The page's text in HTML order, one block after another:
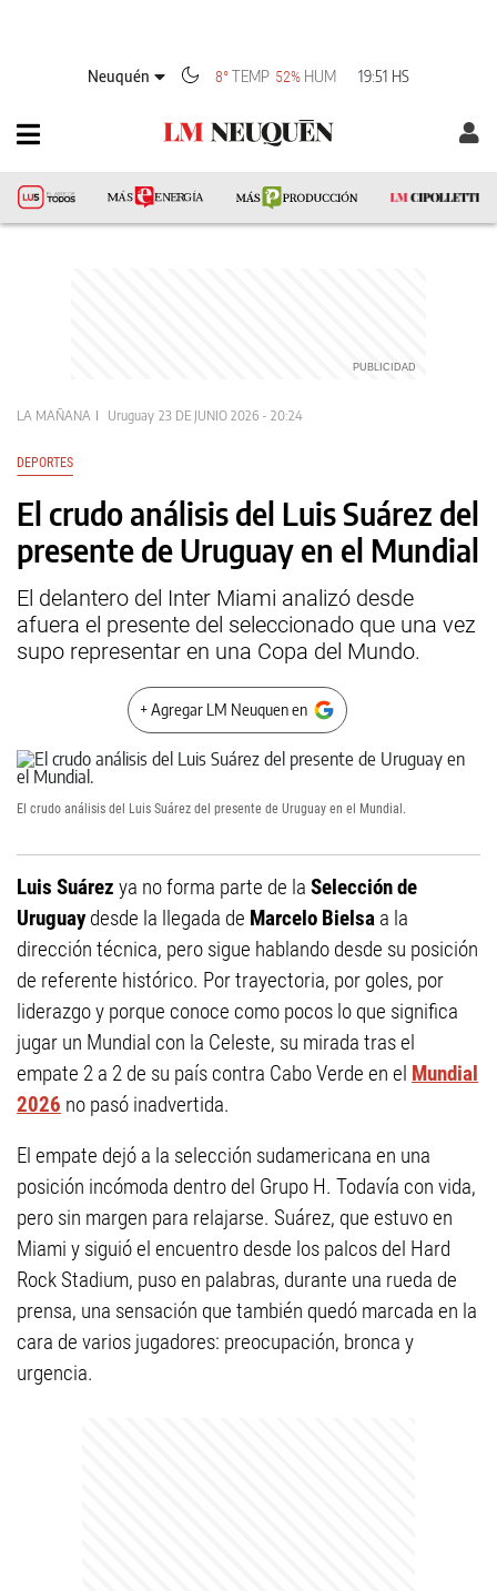
Neuquén 8°TEMP 52% HUM 19:51 HS
LA MAÑANA Uruguay 23 DE JUNIO 2026 - 20:24
DEPORTES
El crudo análisis del Luis Suárez del
presente de Uruguay en el Mundial
El delantero del Inter Miami analizó desde
afuera el presente del seleccionado que una vez
supo representar en una Copa del Mundo.
+ Agregar LM Neuquen en
El crudo análisis del Luis Suárez del presente de Uruguay en el Mundial.
Luis Suárez ya no forma parte de la Selección de
Uruguaydesde la llegada de Marcelo Bielsa a la
dirección técnica, pero sigue hablando desde su posición
de referente histórico. Por trayectoria, por goles, por
liderazgo y porque conoce como pocos lo que significa
jugar un Mundial con la Celeste, su mirada tras el
empate 2 a 2 de su país contra Cabo Verde en el Mundial
2026 no pasó inadvertida.
El empate dejó a la selección sudamericana en una
posición incómoda dentro del Grupo H. Todavía con vida,
pero sin margen para relajarse. Suárez, que estuvo en
Miami y siguió el encuentro desde los palcos del Hard
Rock Stadium, puso en palabras, durante una rueda de
prensa, una sensación que también quedó marcada en la
cara de varios jugadores: preocupación, bronca y
urgencia.